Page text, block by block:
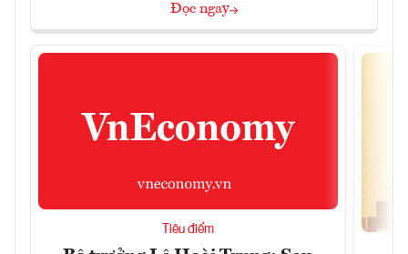
Đọc ngay
Tiêu điểm